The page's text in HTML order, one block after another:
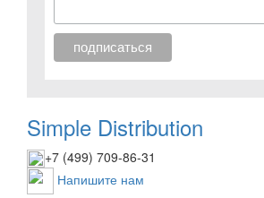
Simple Distribution
+7 (499) 709-86-31
Напишите нам